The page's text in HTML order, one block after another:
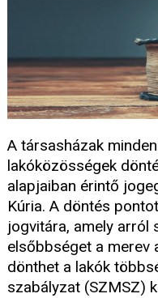
A társasházak
lakóközösségek
alapjaiban érintő
Kúria. A döntés
jogvitára, amely arról
elsőbbséget a merev
dönthet a lakók
szabályzat (SZMSZ)